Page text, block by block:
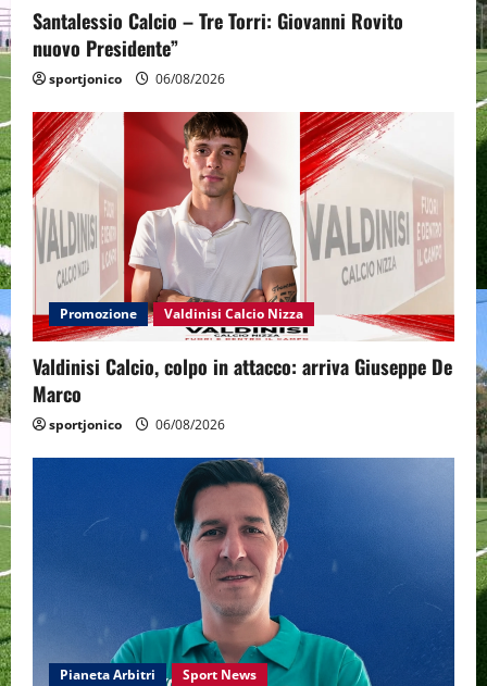
Santalessio Calcio – Tre Torri: Giovanni Rovito
nuovo Presidente”
sportjonico 06/08/2026
Promozione Valdinisi Calcio Nizza
Valdinisi Calcio, colpo in attacco: arriva Giuseppe De
Marco
sportjonico 06/08/2026
Pianeta Arbitri Sport News